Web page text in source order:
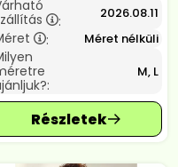
: 2026.08.11
: Méret nélküli
M, L